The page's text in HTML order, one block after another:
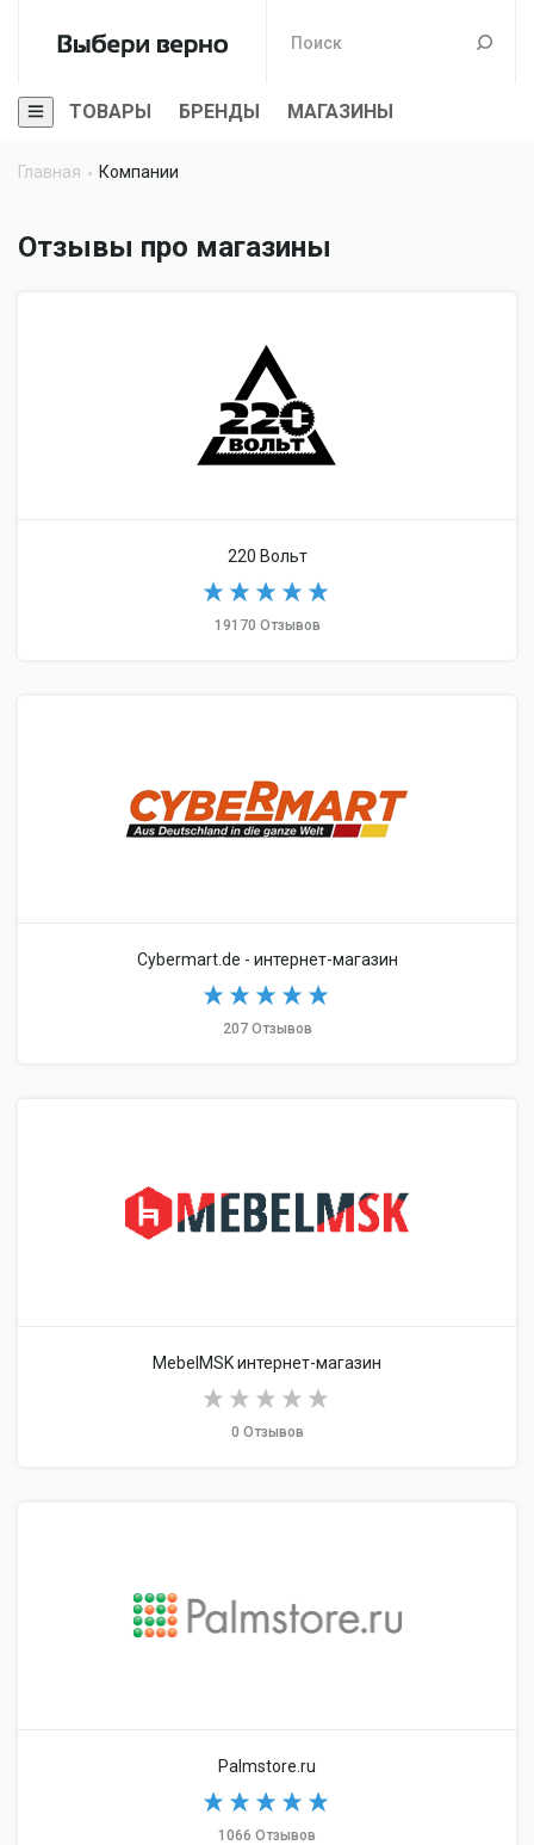
ТОВАРЫ БРЕНДЫ МАГАЗИНЫ
Главная Компании
Отзывы про магазины
220 Вольт
19170 Отзывов
Cybermart.de - интернет-магазин
207 Отзывов
MebelMSK интернет-магазин
0 Отзывов
Palmstore.ru
1066 Отзывов